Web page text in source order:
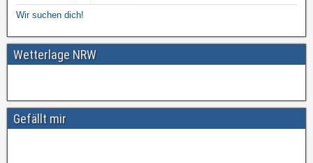
Wir suchen dich!
Wetterlage NRW
Gefällt mir